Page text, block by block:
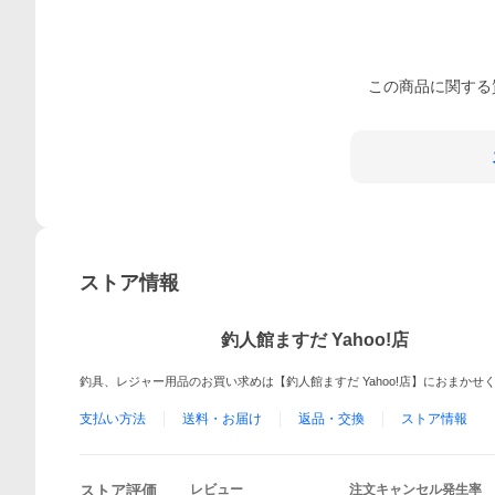
この商品に関す
ストア情報
釣人館ますだ Yahoo!店
釣具、レジャー用品のお買い求めは【釣人館ますだ Yahoo!店】におまかせ
支払い方法 送料・お届け 返品・交換 ストア情報
ストア評価 レビュー 注文キャンセル発生率